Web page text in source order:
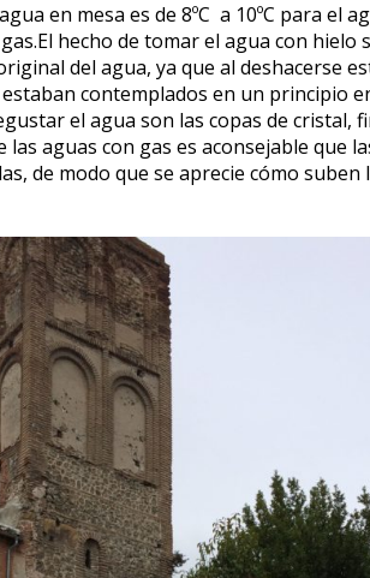
en mesa es de 8ºC a 10ºC para el
hecho de tomar el agua con hielo
del agua, ya que al deshacerse
contemplados en un principio
el agua son las copas de cristal,
aguas con gas es aconsejable que
de modo que se aprecie cómo suben